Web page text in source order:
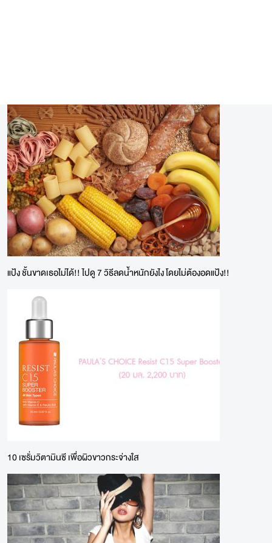
แป้ง ชั้นขาดเธอไม่ได้!! ไปดู 7 วิธีลดน้ำหนักยังไง โดยไม่ต้องอดแป้ง!!
10 เซรั่มวิตามินซี เพื่อผิวขาวกระจ่างใส